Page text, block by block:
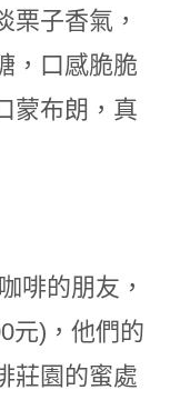
栗子香氣，
，口感脆脆
蒙布朗，真
啡的朋友，
元)，他們的
莊園的蜜處